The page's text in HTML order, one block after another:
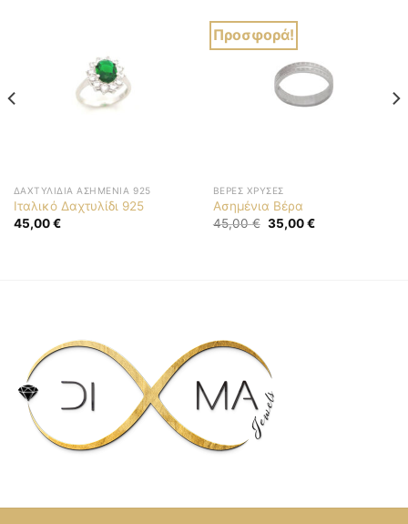
ΔΑΧΤΥΛΊΔΙΑ ΑΣΗΜΈΝΙΑ 925
Ιταλικό Δαχτυλίδι 925
45,00€
Προσφορά!
ΒΈΡΕΣ ΧΡΥΣΈΣ
Ασημένια Βέρα
45,00€ Original
price
35,00€Η